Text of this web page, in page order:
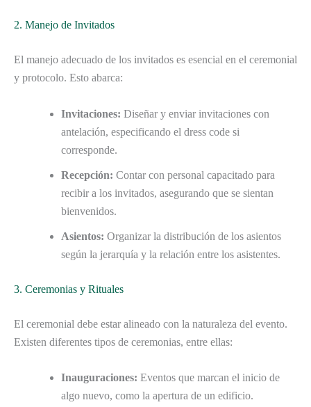
2. Manejo de Invitados
El manejo adecuado de los invitados es esencial en el ceremonial
y protocolo. Esto abarca:
Invitaciones: Diseñar y enviar invitaciones con
antelación, especificando el dress code si
corresponde.
Recepción: Contar con personal capacitado para
recibir a los invitados, asegurando que se sientan
bienvenidos.
Asientos: Organizar la distribución de los asientos
según la jerarquía y la relación entre los asistentes.
3. Ceremonias y Rituales
El ceremonial debe estar alineado con la naturaleza del evento.
Existen diferentes tipos de ceremonias, entre ellas:
Inauguraciones: Eventos que marcan el inicio de
algo nuevo, como la apertura de un edificio.